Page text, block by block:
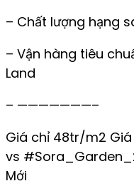
– Chất lượng hạng
– Vận hàng tiêu
Land
– ———————–
Giá chỉ 48tr/m2
vs
Mới